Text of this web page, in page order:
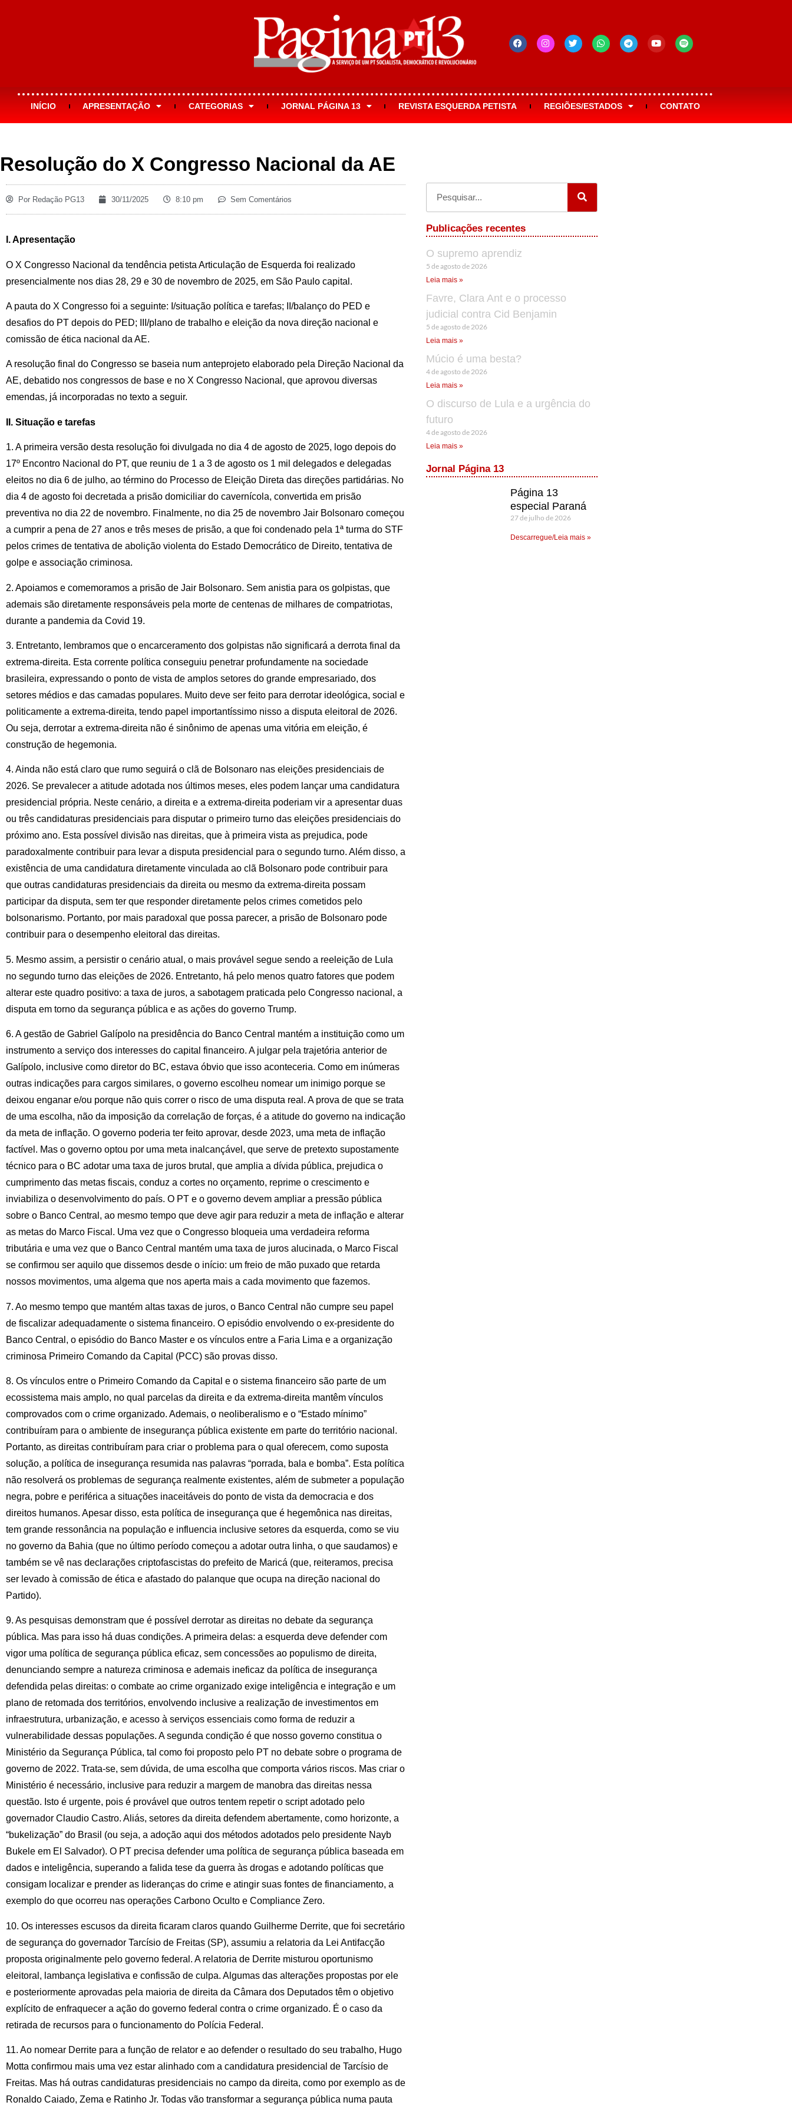
INÍCIO APRESENTAÇÃO CATEGORIAS JORNAL PÁGINA 13 REVISTA ESQUERDA PETISTA REGIÕES/ESTADOS CONTATO
Resolução do X Congresso Nacional da AE
Por Redação PG13 30/11/2025 8:10 pm Sem Comentários
I. Apresentação
O X Congresso Nacional da tendência petista Articulação de Esquerda foi realizado
presencialmente nos dias 28, 29 e 30 de novembro de 2025, em São Paulo capital.
A pauta do X Congresso foi a seguinte: I/situação política e tarefas; II/balanço do PED e
desafios do PT depois do PED; III/plano de trabalho e eleição da nova direção nacional e
comissão de ética nacional da AE.
A resolução final do Congresso se baseia num anteprojeto elaborado pela Direção Nacional da
AE, debatido nos congressos de base e no X Congresso Nacional, que aprovou diversas
emendas, já incorporadas no texto a seguir.
II. Situação e tarefas
1. A primeira versão desta resolução foi divulgada no dia 4 de agosto de 2025, logo depois do
17º Encontro Nacional do PT, que reuniu de 1 a 3 de agosto os 1 mil delegados e delegadas
eleitos no dia 6 de julho, ao término do Processo de Eleição Direta das direções partidárias. No
dia 4 de agosto foi decretada a prisão domiciliar do cavernícola, convertida em prisão
preventiva no dia 22 de novembro. Finalmente, no dia 25 de novembro Jair Bolsonaro começou
a cumprir a pena de 27 anos e três meses de prisão, a que foi condenado pela 1ª turma do STF
pelos crimes de tentativa de abolição violenta do Estado Democrático de Direito, tentativa de
golpe e associação criminosa.
2. Apoiamos e comemoramos a prisão de Jair Bolsonaro. Sem anistia para os golpistas, que
ademais são diretamente responsáveis pela morte de centenas de milhares de compatriotas,
durante a pandemia da Covid 19.
3. Entretanto, lembramos que o encarceramento dos golpistas não significará a derrota final da
extrema-direita. Esta corrente política conseguiu penetrar profundamente na sociedade
brasileira, expressando o ponto de vista de amplos setores do grande empresariado, dos
setores médios e das camadas populares. Muito deve ser feito para derrotar ideológica, social e
politicamente a extrema-direita, tendo papel importantíssimo nisso a disputa eleitoral de 2026.
Ou seja, derrotar a extrema-direita não é sinônimo de apenas uma vitória em eleição, é
construção de hegemonia.
4. Ainda não está claro que rumo seguirá o clã de Bolsonaro nas eleições presidenciais de
2026. Se prevalecer a atitude adotada nos últimos meses, eles podem lançar uma candidatura
presidencial própria. Neste cenário, a direita e a extrema-direita poderiam vir a apresentar duas
ou três candidaturas presidenciais para disputar o primeiro turno das eleições presidenciais do
próximo ano. Esta possível divisão nas direitas, que à primeira vista as prejudica, pode
paradoxalmente contribuir para levar a disputa presidencial para o segundo turno. Além disso, a
existência de uma candidatura diretamente vinculada ao clã Bolsonaro pode contribuir para
que outras candidaturas presidenciais da direita ou mesmo da extrema-direita possam
participar da disputa, sem ter que responder diretamente pelos crimes cometidos pelo
bolsonarismo. Portanto, por mais paradoxal que possa parecer, a prisão de Bolsonaro pode
contribuir para o desempenho eleitoral das direitas.
5. Mesmo assim, a persistir o cenário atual, o mais provável segue sendo a reeleição de Lula
no segundo turno das eleições de 2026. Entretanto, há pelo menos quatro fatores que podem
alterar este quadro positivo: a taxa de juros, a sabotagem praticada pelo Congresso nacional, a
disputa em torno da segurança pública e as ações do governo Trump.
6. A gestão de Gabriel Galípolo na presidência do Banco Central mantém a instituição como um
instrumento a serviço dos interesses do capital financeiro. A julgar pela trajetória anterior de
Galípolo, inclusive como diretor do BC, estava óbvio que isso aconteceria. Como em inúmeras
outras indicações para cargos similares, o governo escolheu nomear um inimigo porque se
deixou enganar e/ou porque não quis correr o risco de uma disputa real. A prova de que se trata
de uma escolha, não da imposição da correlação de forças, é a atitude do governo na indicação
da meta de inflação. O governo poderia ter feito aprovar, desde 2023, uma meta de inflação
factível. Mas o governo optou por uma meta inalcançável, que serve de pretexto supostamente
técnico para o BC adotar uma taxa de juros brutal, que amplia a dívida pública, prejudica o
cumprimento das metas fiscais, conduz a cortes no orçamento, reprime o crescimento e
inviabiliza o desenvolvimento do país. O PT e o governo devem ampliar a pressão pública
sobre o Banco Central, ao mesmo tempo que deve agir para reduzir a meta de inflação e alterar
as metas do Marco Fiscal. Uma vez que o Congresso bloqueia uma verdadeira reforma
tributária e uma vez que o Banco Central mantém uma taxa de juros alucinada, o Marco Fiscal
se confirmou ser aquilo que dissemos desde o início: um freio de mão puxado que retarda
nossos movimentos, uma algema que nos aperta mais a cada movimento que fazemos.
7. Ao mesmo tempo que mantém altas taxas de juros, o Banco Central não cumpre seu papel
de fiscalizar adequadamente o sistema financeiro. O episódio envolvendo o ex-presidente do
Banco Central, o episódio do Banco Master e os vínculos entre a Faria Lima e a organização
criminosa Primeiro Comando da Capital (PCC) são provas disso.
8. Os vínculos entre o Primeiro Comando da Capital e o sistema financeiro são parte de um
ecossistema mais amplo, no qual parcelas da direita e da extrema-direita mantêm vínculos
comprovados com o crime organizado. Ademais, o neoliberalismo e o “Estado mínimo”
contribuíram para o ambiente de insegurança pública existente em parte do território nacional.
Portanto, as direitas contribuíram para criar o problema para o qual oferecem, como suposta
solução, a política de insegurança resumida nas palavras “porrada, bala e bomba”. Esta política
não resolverá os problemas de segurança realmente existentes, além de submeter a população
negra, pobre e periférica a situações inaceitáveis do ponto de vista da democracia e dos
direitos humanos. Apesar disso, esta política de insegurança que é hegemônica nas direitas,
tem grande ressonância na população e influencia inclusive setores da esquerda, como se viu
no governo da Bahia (que no último período começou a adotar outra linha, o que saudamos) e
também se vê nas declarações criptofascistas do prefeito de Maricá (que, reiteramos, precisa
ser levado à comissão de ética e afastado do palanque que ocupa na direção nacional do
Partido).
9. As pesquisas demonstram que é possível derrotar as direitas no debate da segurança
pública. Mas para isso há duas condições. A primeira delas: a esquerda deve defender com
vigor uma política de segurança pública eficaz, sem concessões ao populismo de direita,
denunciando sempre a natureza criminosa e ademais ineficaz da política de insegurança
defendida pelas direitas: o combate ao crime organizado exige inteligência e integração e um
plano de retomada dos territórios, envolvendo inclusive a realização de investimentos em
infraestrutura, urbanização, e acesso à serviços essenciais como forma de reduzir a
vulnerabilidade dessas populações. A segunda condição é que nosso governo constitua o
Ministério da Segurança Pública, tal como foi proposto pelo PT no debate sobre o programa de
governo de 2022. Trata-se, sem dúvida, de uma escolha que comporta vários riscos. Mas criar o
Ministério é necessário, inclusive para reduzir a margem de manobra das direitas nessa
questão. Isto é urgente, pois é provável que outros tentem repetir o script adotado pelo
governador Claudio Castro. Aliás, setores da direita defendem abertamente, como horizonte, a
“bukelização” do Brasil (ou seja, a adoção aqui dos métodos adotados pelo presidente Nayb
Bukele em El Salvador). O PT precisa defender uma política de segurança pública baseada em
dados e inteligência, superando a falida tese da guerra às drogas e adotando políticas que
consigam localizar e prender as lideranças do crime e atingir suas fontes de financiamento, a
exemplo do que ocorreu nas operações Carbono Oculto e Compliance Zero.
10. Os interesses escusos da direita ficaram claros quando Guilherme Derrite, que foi secretário
de segurança do governador Tarcísio de Freitas (SP), assumiu a relatoria da Lei Antifacção
proposta originalmente pelo governo federal. A relatoria de Derrite misturou oportunismo
eleitoral, lambança legislativa e confissão de culpa. Algumas das alterações propostas por ele
e posteriormente aprovadas pela maioria de direita da Câmara dos Deputados têm o objetivo
explícito de enfraquecer a ação do governo federal contra o crime organizado. É o caso da
retirada de recursos para o funcionamento do Polícia Federal.
11. Ao nomear Derrite para a função de relator e ao defender o resultado do seu trabalho, Hugo
Motta confirmou mais uma vez estar alinhado com a candidatura presidencial de Tarcísio de
Freitas. Mas há outras candidaturas presidenciais no campo da direita, como por exemplo as de
Ronaldo Caiado, Zema e Ratinho Jr. Todas vão transformar a segurança pública numa pauta
Publicações recentes
O supremo aprendiz
5 de agosto de 2026
Leia mais »
Favre, Clara Ant e o processo
judicial contra Cid Benjamin
5 de agosto de 2026
Leia mais »
Múcio é uma besta?
4 de agosto de 2026
Leia mais »
O discurso de Lula e a urgência do
futuro
4 de agosto de 2026
Leia mais »
Jornal Página 13
Página 13
especial Paraná
27 de julho de 2026
Descarregue/Leia mais »